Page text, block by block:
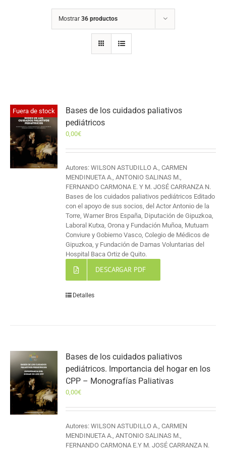
Mostrar 36 productos
Fuera de stock
Bases de los cuidados paliativos
pediátricos
0,00€
Autores: WILSON ASTUDILLO A., CARMEN
MENDINUETA A., ANTONIO SALINAS M.,
FERNANDO CARMONA E. Y M. JOSÉ CARRANZA N.
Bases de los cuidados paliativos pediátricos Editado
con el apoyo de sus socios, del Actor Antonio de la
Torre, Warner Bros España, Diputación de Gipuzkoa,
Laboral Kutxa, Orona y Fundación Muñoa, Mutuam
Conviure y Gobierno Vasco, Colegio de Médicos de
Gipuzkoa, y Fundación de Damas Voluntarias del
Hospital Baca Ortiz de Quito.
DESCARGAR PDF
Detalles
Bases de los cuidados paliativos
pediátricos. Importancia del hogar en los
CPP – Monografías Paliativas
0,00€
Autores: WILSON ASTUDILLO A., CARMEN
MENDINUETA A., ANTONIO SALINAS M.,
FERNANDO CARMONA E.Y M. JOSÉ CARRANZA N.